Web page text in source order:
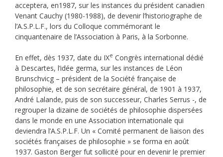
acceptera, en1987, sur les instances du président canadien
Venant Cauchy (1980-1988), de devenir l’historiographe de
l’A.S.P.L.F., lors du Colloque commémorant le
cinquantenaire de l’Association à Paris, à la Sorbonne.
En effet, dès 1937, date du IXe Congrès international dédié
à Descartes, l’idée germa, sur les instances de Léon
Brunschvicg – président de la Société française de
philosophie, et de son secrétaire général, de 1901 à 1937,
André Lalande, puis de son successeur, Charles Serrus -, de
regrouper la dizaine de sociétés de philosophie dispersées
dans le monde en une Association internationale qui
deviendra l’A.S.P.L.F. Un « Comité permanent de liaison des
sociétés françaises de philosophie » se forma en août
1937. Gaston Berger fut sollicité pour en devenir le premier